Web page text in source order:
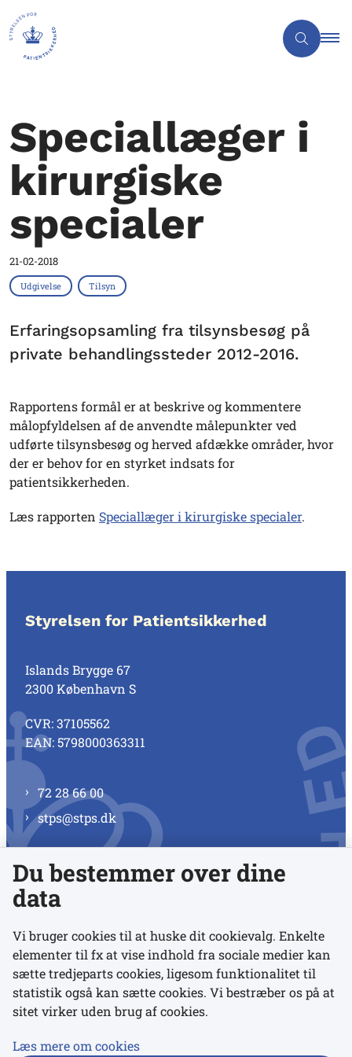
Speciallæger i
kirurgiske
specialer
21-02-2018
Udgivelse Tilsyn
Erfaringsopsamling fra tilsynsbesøg på
private behandlingssteder 2012-2016.
Rapportens formål er at beskrive og kommentere
målopfyldelsen af de anvendte målepunkter ved
udførte tilsynsbesøg og herved afdække områder, hvor
der er behov for en styrket indsats for
patientsikkerheden.
Læs rapporten Speciallæger i kirurgiske specialer.
Styrelsen for Patientsikkerhed
Islands Brygge 67
2300 København S
CVR: 37105562
EAN: 5798000363311
72 28 66 00
stps@stps.dk
Se alle kontaktnumre
Links
Udgivelser
Du bestemmer over dine
data
Vi bruger cookies til at huske dit cookievalg. Enkelte
elementer til fx at vise indhold fra sociale medier kan
sætte tredjeparts cookies, ligesom funktionalitet til
statistik også kan sætte cookies. Vi bestræber os på at
sitet virker uden brug af cookies.
Læs mere om cookies